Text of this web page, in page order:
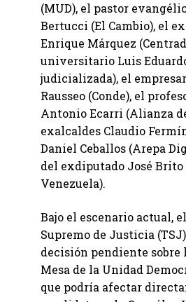
(MUD), el pastor
Bertucci (El Cambio), el
Enrique Márquez
universitario Luis
judicializada), el
Rausseo (Conde), el
Antonio Ecarri (Alianza
exalcaldes Claudio
Daniel Ceballos (Arepa
del exdiputado José
Venezuela).
Bajo el escenario actual,
Supremo de Justicia
decisión pendiente sobre
Mesa de la Unidad
que podría afectar